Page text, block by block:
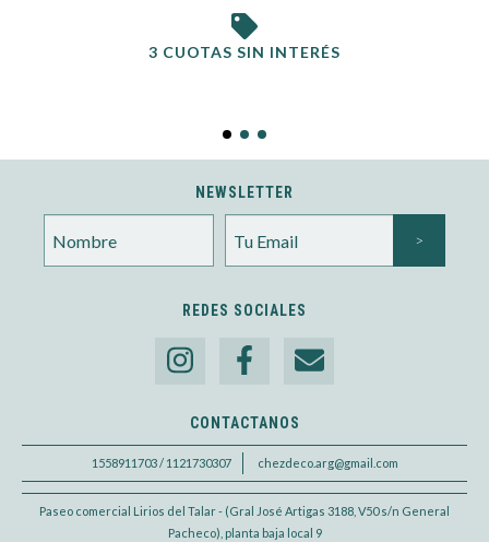
3 CUOTAS SIN INTERÉS
NEWSLETTER
REDES SOCIALES
CONTACTANOS
1558911703 / 1121730307 chezdeco.arg@gmail.com
Paseo comercial Lirios del Talar - (Gral José Artigas 3188, V50 s/n General
Pacheco), planta baja local 9